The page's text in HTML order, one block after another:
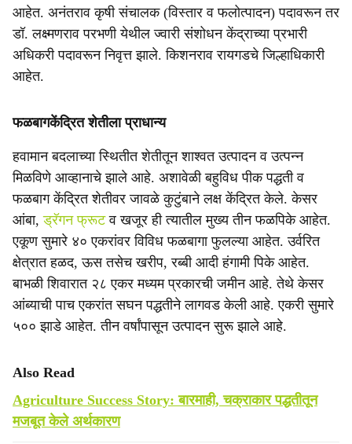
आहेत. अनंतराव कृषी संचालक (विस्तार व फलोत्पादन) पदावरून तर
डॉ. लक्ष्मणराव परभणी येथील ज्वारी संशोधन केंद्राच्या प्रभारी
अधिकरी पदावरून निवृत्त झाले. किशनराव रायगडचे जिल्हाधिकारी
आहेत.
फळबागकेंद्रित शेतीला प्राधान्य
हवामान बदलाच्या स्थितीत शेतीतून शाश्वत उत्पादन व उत्पन्न
मिळविणे आव्हानाचे झाले आहे. अशावेळी बहुविध पीक पद्धती व
फळबाग केंद्रित शेतीवर जावळे कुटुंबाने लक्ष केंद्रित केले. केसर
आंबा,ड्रॅगन फ्रूटव खजूर ही त्यातील मुख्य तीन फळपिके आहेत.
एकूण सुमारे ४० एकरांवर विविध फळबागा फुलल्या आहेत. उर्वरित
क्षेत्रात हळद, ऊस तसेच खरीप, रब्बी आदी हंगामी पिके आहेत.
बाभळी शिवारात २८ एकर मध्यम प्रकारची जमीन आहे. तेथे केसर
आंब्याची पाच एकरांत सघन पद्धतीने लागवड केली आहे. एकरी सुमारे
५०० झाडे आहेत. तीन वर्षांपासून उत्पादन सुरू झाले आहे.
Also Read
Agriculture Success Story: बारमाही, चक्राकार पद्धतीतून
मजबूत केले अर्थकारण